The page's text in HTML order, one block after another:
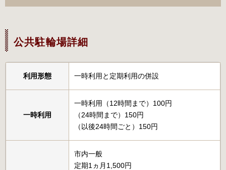
公共駐輪場詳細
利用形態 一時利用と定期利用の併設
一時利用
一時利用（12時間まで）100円
（24時間まで）150円
（以後24時間ごと）150円
市内一般
定期1ヵ月1,500円